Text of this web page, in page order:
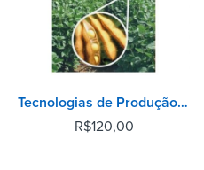
Tecnologias de Produção e Usos da Soja
R$120,00